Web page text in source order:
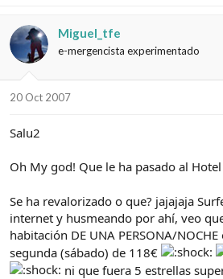
Miguel_tfe
e-mergencista experimentado
20 Oct 2007
Salu2
Oh My god! Que le ha pasado al
Se ha revalorizado o que? jajajaja
internet y husmeando por ahí, veo
habitación DE UNA PERSONA/
segunda (sábado) de 118€
ni que fuera 5 estrellas